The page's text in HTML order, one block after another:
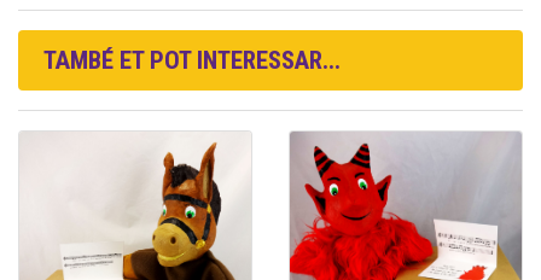
TAMBÉ ET POT INTERESSAR...